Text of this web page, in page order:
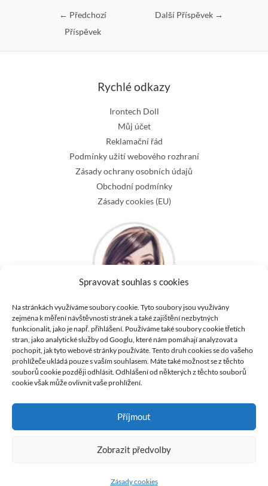
Spravovat souhlas s cookies
Na stránkách využíváme soubory cookie. Tyto soubory jsou využívány
zejména k měření návštěvnosti stránek a také zajištění nezbytných
funkcionalit, jako je např. přihlášení. Používáme také soubory cookie třetích
stran, jako analytické služby od Googlu, které nám pomáhají analyzovat a
pochopit, jak tyto webové stránky používáte. Tento druh cookies se do vašeho
prohlížeče ukládá pouze s vaším souhlasem. Máte také možnost se z těchto
souborů cookie později odhlásit. Odhlášení od některých z těchto souborů
cookie však může ovlivnit vaše prohlížení.
Příjmout
Zobrazit předvolby
Zásady cookies
← Předchozí
Příspěvek
Další Příspěvek →
Rychlé odkazy
Irontech Doll
Můj účet
Reklamační řád
Podmínky užití webového rozhraní
Zásady ochrany osobních údajů
Obchodní podmínky
Zásady cookies (EU)
Kontaktujte nás
Email: info@irontech-doll.cz
Telefon: +420 606 770 010
Zákaznická linka od 9:00h - 17:00h Po-Pá
© Irontech Doll, 2026